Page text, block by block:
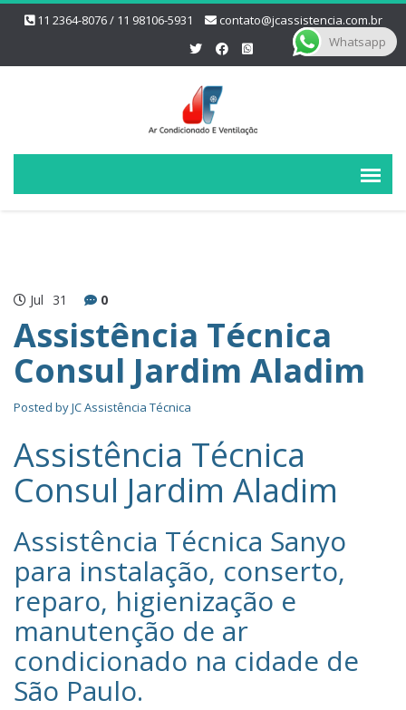
11 2364-8076 / 11 98106-5931 contato@jcassistencia.com.br
Jul 31 0
Assistência Técnica
Consul Jardim Aladim
Posted byJC Assistência Técnica
Assistência Técnica
Consul Jardim Aladim
Assistência Técnica Sanyo‎
para instalação, conserto,
reparo, higienização e
manutenção de ar
condicionado na cidade de
São Paulo.
Whatsapp